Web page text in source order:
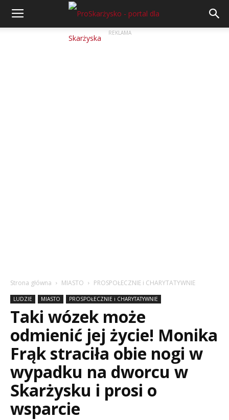
REKLAMA
Strona główna MIASTO PROSPOŁECZNIE i CHARYTATYWNIE
LUDZIE MIASTO PROSPOŁECZNIE i CHARYTATYWNIE
Taki wózek może
odmienić jej życie! Monika
Frąk straciła obie nogi w
wypadku na dworcu w
Skarżysku i prosi o
wsparcie